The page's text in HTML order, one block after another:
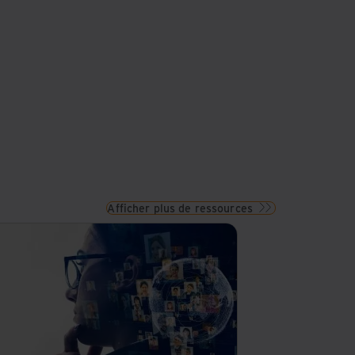
Afficher plus de ressources